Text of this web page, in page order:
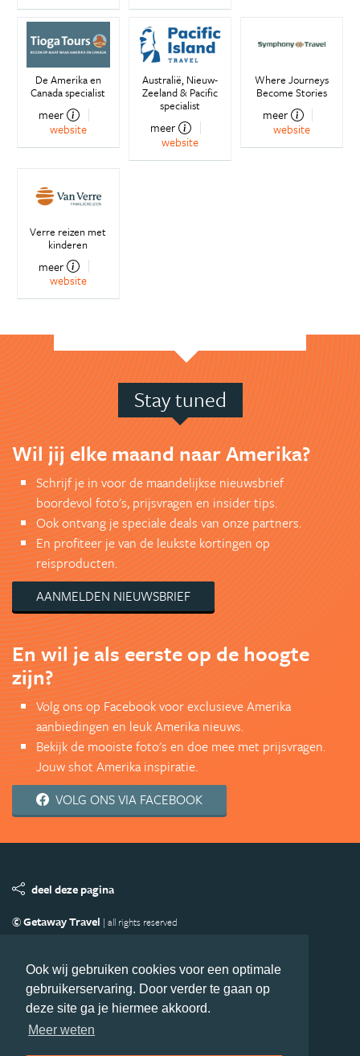
Ook wij gebruiken cookies voor een optimale
gebruikerservaring. Door verder te gaan op
deze site ga je hiermee akkoord.
Meer weten
De Amerika en
Canada specialist
meer
website
Australië, Nieuw-
Zeeland & Pacific
specialist
meer
website
Where Journeys
Become Stories
meer
website
Verre reizen met
kinderen
meer
website
Stay tuned
Wil jij elke maand naar Amerika?
Schrijf je in voor de maandelijkse nieuwsbrief
boordevol foto's, prijsvragen en insider tips.
Ook ontvang je speciale deals van onze partners.
En profiteer je van de leukste kortingen op
reisproducten.
AANMELDEN NIEUWSBRIEF
En wil je als eerste op de hoogte
zijn?
Volg ons op Facebook voor exclusieve Amerika
aanbiedingen en leuk Amerika nieuws.
Bekijk de mooiste foto's en doe mee met prijsvragen.
Jouw shot Amerika inspiratie.
VOLG ONS VIA FACEBOOK
deel deze pagina
© Getaway Travel | all rights reserved
Copyright
Privacy statement Disclaimer
Cookies
Volg Amerika.nl
Nieuwsbrief
Facebook